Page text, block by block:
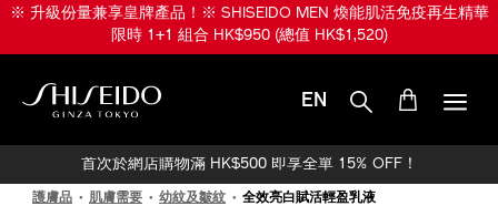
跳※ 升級份量兼享皇牌產品！※ SHISEIDO MEN 煥能肌活免疫再生精華
限時 1+1 組合 HK$950 (總值 HK$1,520)
EN
首次於網店購物滿 HK$500 即享全單 15% OFF！
護膚品 肌膚需要 幼紋及皺紋 全效亮白賦活輕盈乳液